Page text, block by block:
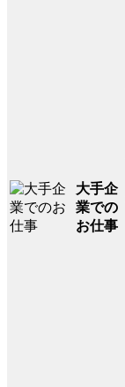
大手企
業での
お仕事